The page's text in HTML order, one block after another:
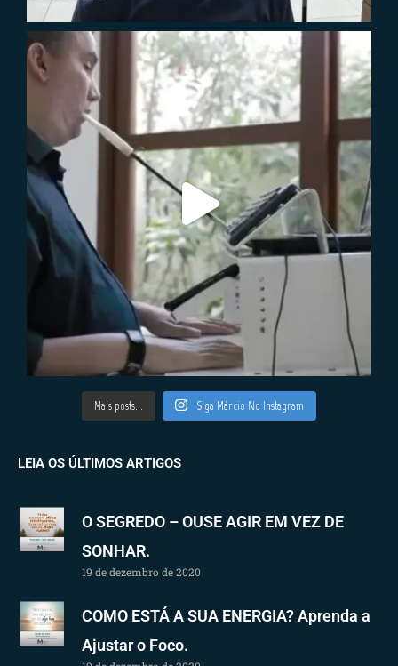
Mais posts... Siga Márcio No Instagram
LEIA OS ÚLTIMOS ARTIGOS
O SEGREDO – OUSE AGIR EM VEZ DE
SONHAR.
19 de dezembro de 2020
COMO ESTÁ A SUA ENERGIA? Aprenda a
Ajustar o Foco.